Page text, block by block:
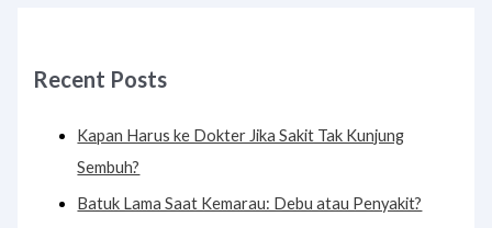
Recent Posts
Kapan Harus ke Dokter Jika Sakit Tak Kunjung
Sembuh?
Batuk Lama Saat Kemarau: Debu atau Penyakit?